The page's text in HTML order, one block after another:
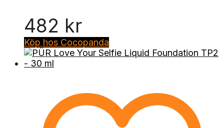
482 kr
Köp hos Cocopanda